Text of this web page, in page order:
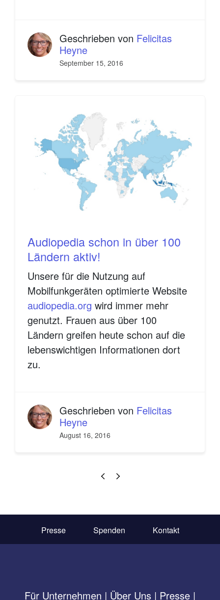
Geschrieben von Felicitas
Heyne
September 15, 2016
Audiopedia schon in über 100
Ländern aktiv!
Unsere für die Nutzung auf
Mobilfunkgeräten optimierte Website
audiopedia.org wird immer mehr
genutzt. Frauen aus über 100
Ländern greifen heute schon auf die
lebenswichtigen Informationen dort
zu.
Geschrieben von Felicitas
Heyne
August 16, 2016
Presse Spenden Kontakt
Für Unternehmen | Über Uns | Presse |